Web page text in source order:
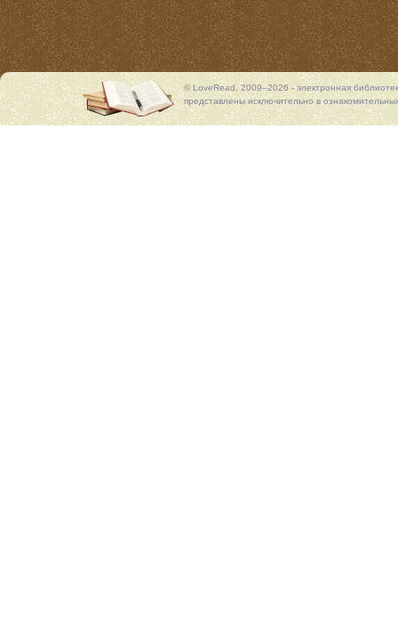
© LoveRead, 2009–2026 - электронная
представлены исключительно в